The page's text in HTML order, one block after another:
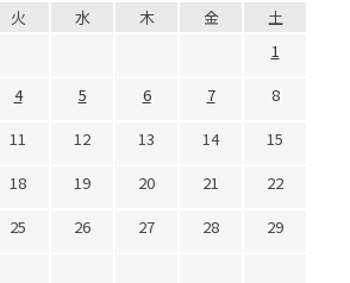
火 水 木 金
土
1
4 5 6 7
8
11 12 13 14
15
18 19 20 21
22
25 26 27 28
29